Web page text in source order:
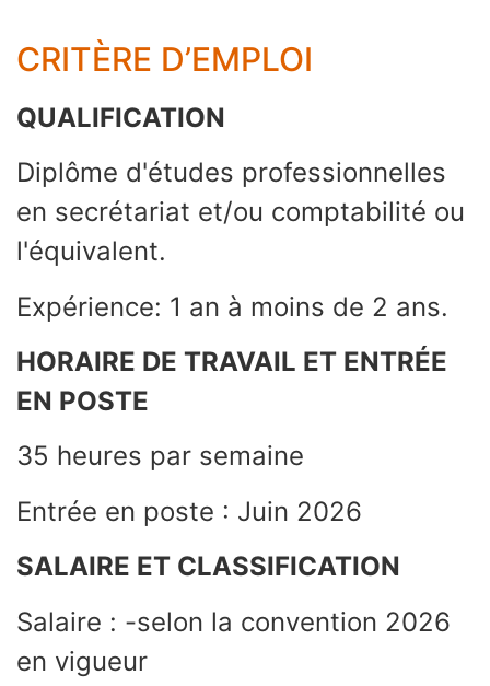
CRITÈRE D’EMPLOI
QUALIFICATION
Diplôme d'études professionnelles
en secrétariat et/ou comptabilité ou
l'équivalent.
Expérience: 1 an à moins de 2 ans.
HORAIRE DE TRAVAIL ET ENTRÉE
EN POSTE
35 heures par semaine
Entrée en poste : Juin 2026
SALAIRE ET CLASSIFICATION
Salaire : -selon la convention 2026
en vigueur